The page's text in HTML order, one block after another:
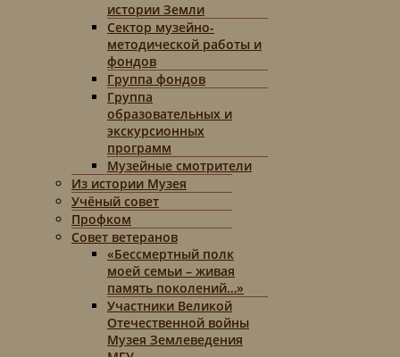
истории Земли
Сектор музейно-
методической работы и
фондов
Группа фондов
Группа
образовательных и
экскурсионных
программ
Музейные смотрители
Из истории Музея
Учёный совет
Профком
Совет ветеранов
«Бессмертный полк
моей семьи – живая
память поколений…»
Участники Великой
Отечественной войны
Музея Землеведения